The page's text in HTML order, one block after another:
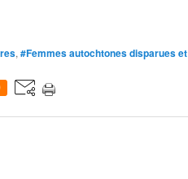
, #Femmes autochtones disparues et